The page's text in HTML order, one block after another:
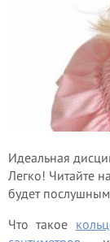
Идеальная
Легко! Читайте
будет
Что такое